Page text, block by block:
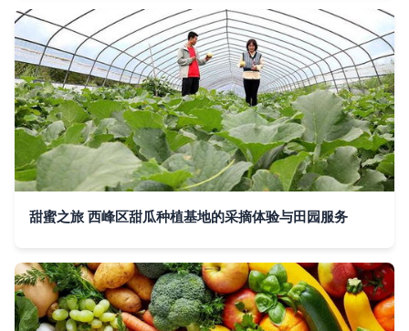
甜蜜之旅 西峰区甜瓜种植基地的采摘体验与田园服务